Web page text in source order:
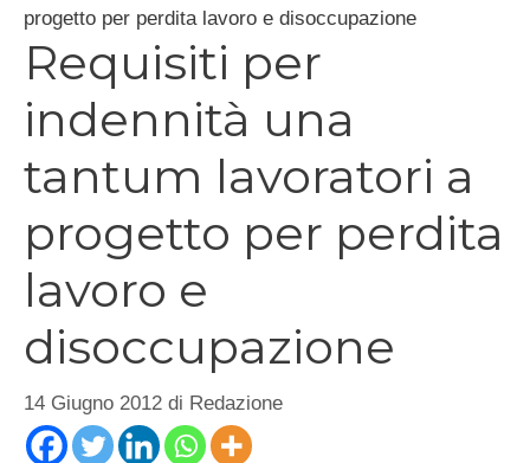
progetto per perdita lavoro e disoccupazione
Requisiti per
indennità una
tantum lavoratori a
progetto per perdita
lavoro e
disoccupazione
14 Giugno 2012 di Redazione